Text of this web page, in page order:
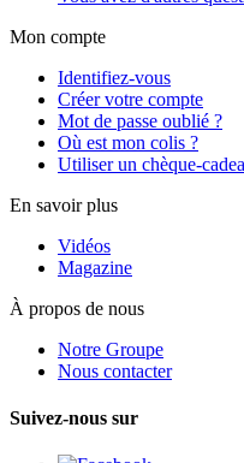
Mon compte
Identifiez-vous
Créer votre compte
Mot de passe oublié ?
Où est mon colis ?
Utiliser un chèque-
En savoir plus
Vidéos
Magazine
À propos de nous
Notre Groupe
Nous contacter
Suivez-nous sur